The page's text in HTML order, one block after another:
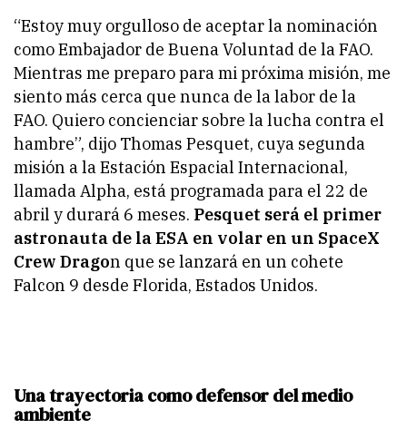
“Estoy muy orgulloso de aceptar la nominación
como Embajador de Buena Voluntad de la FAO.
Mientras me preparo para mi próxima misión, me
siento más cerca que nunca de la labor de la
FAO. Quiero concienciar sobre la lucha contra el
hambre”, dijo Thomas Pesquet, cuya segunda
misión a la Estación Espacial Internacional,
llamada Alpha, está programada para el 22 de
abril y durará 6 meses. Pesquet será el primer
astronauta de la ESA en volar en un SpaceX
Crew Dragon que se lanzará en un cohete
Falcon 9 desde Florida, Estados Unidos.
Una trayectoria como defensor del medio
ambiente